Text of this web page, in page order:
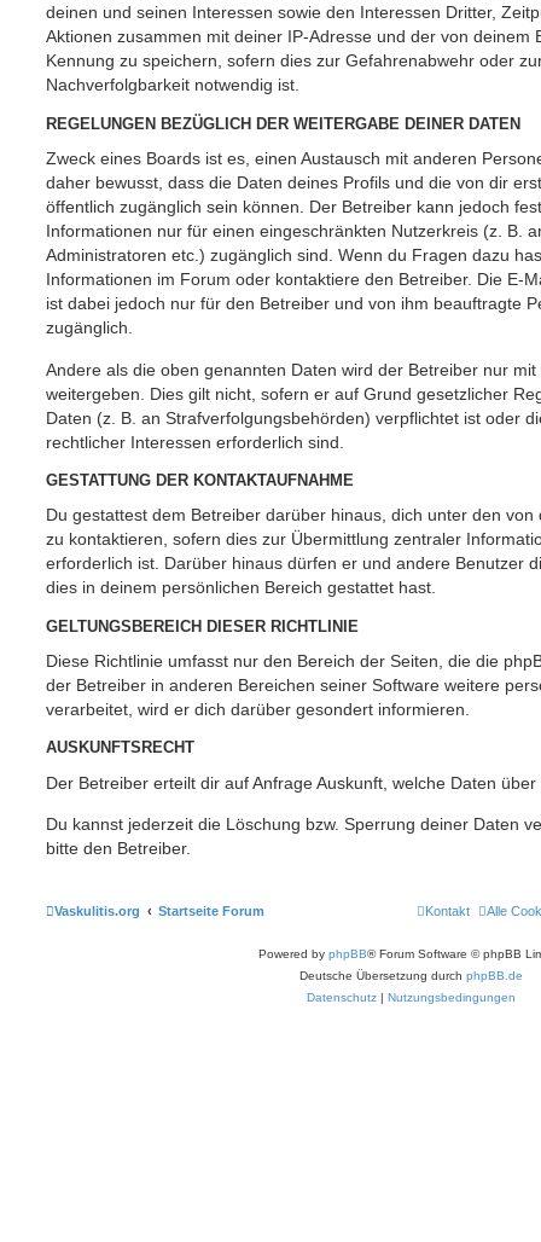
deinen und seinen Interessen sowie den Interessen Dritter,
Aktionen zusammen mit deiner IP-Adresse und der von deinem
Kennung zu speichern, sofern dies zur Gefahrenabwehr oder
Nachverfolgbarkeit notwendig ist.
REGELUNGEN BEZÜGLICH DER WEITERGABE DEINER DATEN
Zweck eines Boards ist es, einen Austausch mit anderen
daher bewusst, dass die Daten deines Profils und die von dir
öffentlich zugänglich sein können. Der Betreiber kann jedoch
Informationen nur für einen eingeschränkten Nutzerkreis (z. B.
Administratoren etc.) zugänglich sind. Wenn du Fragen dazu
Informationen im Forum oder kontaktiere den Betreiber. Die E-
ist dabei jedoch nur für den Betreiber und von ihm beauftragte
zugänglich.
Andere als die oben genannten Daten wird der Betreiber nur
weitergeben. Dies gilt nicht, sofern er auf Grund gesetzlicher
Daten (z. B. an Strafverfolgungsbehörden) verpflichtet ist oder
rechtlicher Interessen erforderlich sind.
GESTATTUNG DER KONTAKTAUFNAHME
Du gestattest dem Betreiber darüber hinaus, dich unter den
zu kontaktieren, sofern dies zur Übermittlung zentraler
erforderlich ist. Darüber hinaus dürfen er und andere Benutzer
dies in deinem persönlichen Bereich gestattet hast.
GELTUNGSBEREICH DIESER RICHTLINIE
Diese Richtlinie umfasst nur den Bereich der Seiten, die die
der Betreiber in anderen Bereichen seiner Software weitere
verarbeitet, wird er dich darüber gesondert informieren.
AUSKUNFTSRECHT
Der Betreiber erteilt dir auf Anfrage Auskunft, welche Daten
Du kannst jederzeit die Löschung bzw. Sperrung deiner Daten
bitte den Betreiber.
Vaskulitis.org Startseite Forum Alle
Kontakt
Powered by phpBB® Forum Software © phpBB
Deutsche Übersetzung durch phpBB.de
Datenschutz
Nutzungsbedingungen